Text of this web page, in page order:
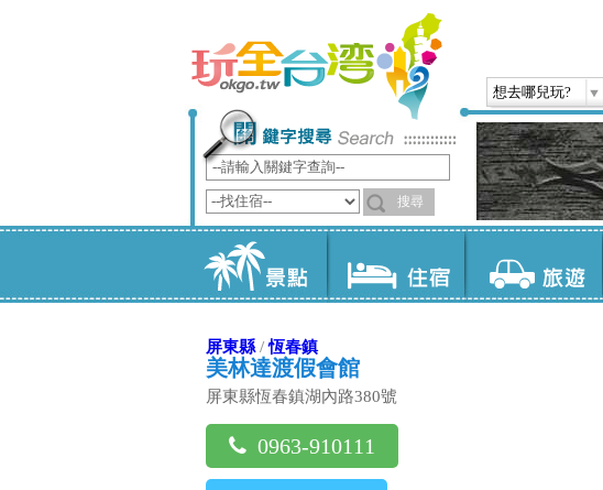
想去哪兒玩?
屏東縣/恆春鎮
美林達渡假會館
屏東縣恆春鎮湖內路380號
0963-910111